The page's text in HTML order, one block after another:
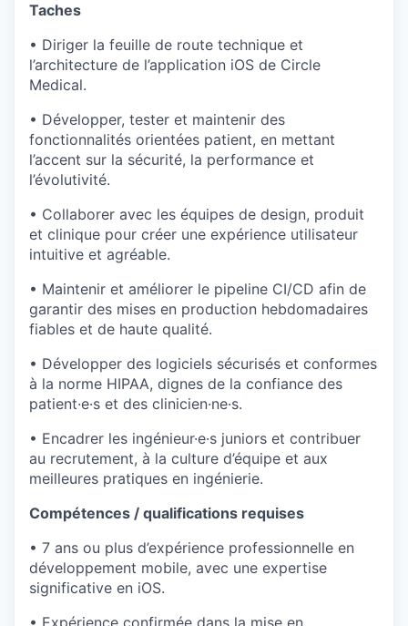
Taches
• Diriger la feuille de route technique et
l’architecture de l’application iOS de Circle
Medical.
• Développer, tester et maintenir des
fonctionnalités orientées patient, en mettant
l’accent sur la sécurité, la performance et
l’évolutivité.
• Collaborer avec les équipes de design, produit
et clinique pour créer une expérience utilisateur
intuitive et agréable.
• Maintenir et améliorer le pipeline CI/CD afin de
garantir des mises en production hebdomadaires
fiables et de haute qualité.
• Développer des logiciels sécurisés et conformes
à la norme HIPAA, dignes de la confiance des
patient·e·s et des clinicien·ne·s.
• Encadrer les ingénieur·e·s juniors et contribuer
au recrutement, à la culture d’équipe et aux
meilleures pratiques en ingénierie.
Compétences / qualifications requises
• 7 ans ou plus d’expérience professionnelle en
développement mobile, avec une expertise
significative en iOS.
• Expérience confirmée dans la mise en